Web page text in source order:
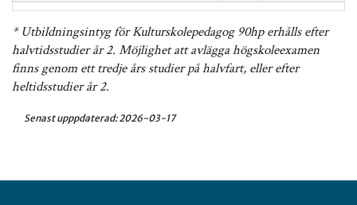
* Utbildningsintyg för Kulturskolepedagog 90hp erhålls efter
halvtidsstudier år 2. Möjlighet att avlägga högskoleexamen
finns genom ett tredje års studier på halvfart, eller efter
heltidsstudier år 2.
Senast upppdaterad:2026-03-17